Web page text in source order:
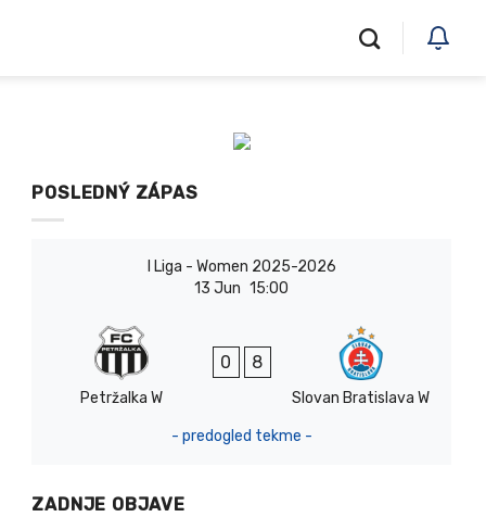
POSLEDNÝ ZÁPAS
I Liga - Women 2025-2026
13 Jun 15:00
Petržalka W
0 8
Slovan Bratislava W
- predogled tekme -
ZADNJE OBJAVE